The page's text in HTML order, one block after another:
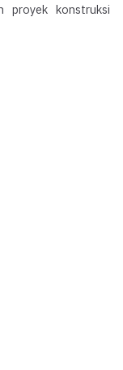
proyek konstruksi